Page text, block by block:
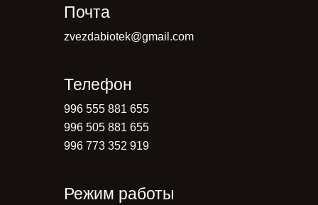
Почта
zvezdabiotek@gmail.com
Телефон
996 555 881 655
996 505 881 655
996 773 352 919
Режим работы